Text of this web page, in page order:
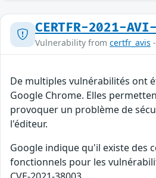
CERTFR-2021-
Vulnerability from certfr_avis
De multiples vulnérabilités ont
Google Chrome. Elles
provoquer un problème de
l'éditeur.
Google indique qu'il existe des
fonctionnels pour les